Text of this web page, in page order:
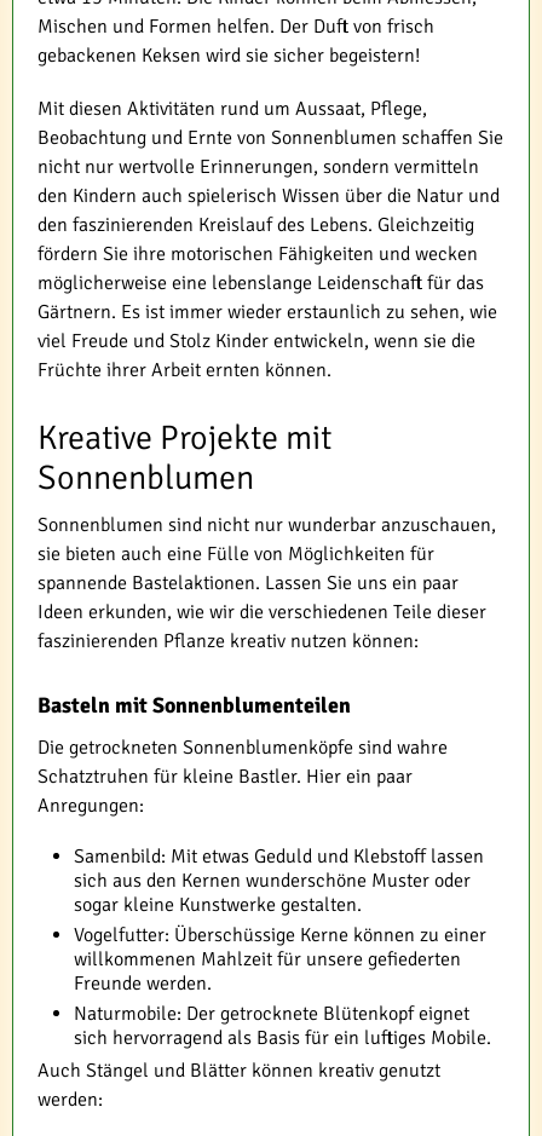
Mischen und Formen helfen. Der Duft von frisch
gebackenen Keksen wird sie sicher begeistern!
Mit diesen Aktivitäten rund um Aussaat, Pflege,
Beobachtung und Ernte von Sonnenblumen schaffen Sie
nicht nur wertvolle Erinnerungen, sondern vermitteln
den Kindern auch spielerisch Wissen über die Natur und
den faszinierenden Kreislauf des Lebens. Gleichzeitig
fördern Sie ihre motorischen Fähigkeiten und wecken
möglicherweise eine lebenslange Leidenschaft für das
Gärtnern. Es ist immer wieder erstaunlich zu sehen, wie
viel Freude und Stolz Kinder entwickeln, wenn sie die
Früchte ihrer Arbeit ernten können.
Kreative Projekte mit
Sonnenblumen
Sonnenblumen sind nicht nur wunderbar anzuschauen,
sie bieten auch eine Fülle von Möglichkeiten für
spannende Bastelaktionen. Lassen Sie uns ein paar
Ideen erkunden, wie wir die verschiedenen Teile dieser
faszinierenden Pflanze kreativ nutzen können:
Basteln mit Sonnenblumenteilen
Die getrockneten Sonnenblumenköpfe sind wahre
Schatztruhen für kleine Bastler. Hier ein paar
Anregungen:
Samenbild: Mit etwas Geduld und Klebstoff lassen
sich aus den Kernen wunderschöne Muster oder
sogar kleine Kunstwerke gestalten.
Vogelfutter: Überschüssige Kerne können zu einer
willkommenen Mahlzeit für unsere gefiederten
Freunde werden.
Naturmobile: Der getrocknete Blütenkopf eignet
sich hervorragend als Basis für ein luftiges Mobile.
Auch Stängel und Blätter können kreativ genutzt
werden: